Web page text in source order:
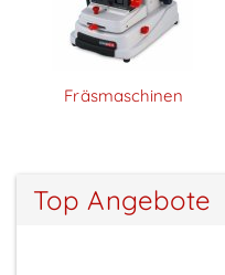
Fräsmaschinen
Top Angebote